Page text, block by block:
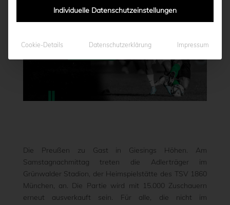
Die Preußen zu Gast in Giesings Höhen. Am
Samstagnachmittag treten die Adlerträger im
Grünwalder Stadion, der Heimspielstätte des TSV 1860
München, an. Die Partie wird mit 15.000 Zuschauern
erneut ausverkauft sein. Für alle, die nicht im
Individuelle Datenschutzeinstellungen
Cookie-Details Datenschutzerklärung Impressum